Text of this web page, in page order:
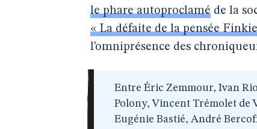
le phare autoproclamé de la
« La défaite de la pensée
l’omniprésence des
Entre Éric Zemmour, Ivan
Polony, Vincent Trémolet de
Eugénie Bastié, André